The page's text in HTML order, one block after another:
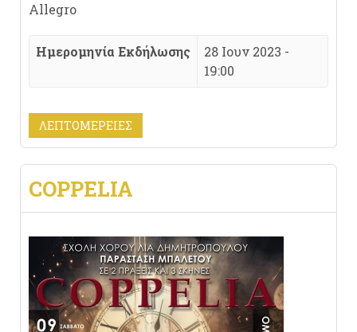
Allegro
Ημερομηνία Εκδήλωσης
28 Ιουν 2023 -
19:00
ΛΕΠΤΟΜΈΡΕΙΕΣ
COPPELIA